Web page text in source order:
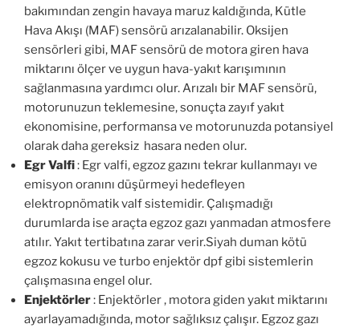
bakımından zengin havaya maruz kaldığında, Kütle
Hava Akışı (MAF) sensörü arızalanabilir. Oksijen
sensörleri gibi, MAF sensörü de motora giren hava
miktarını ölçer ve uygun hava-yakıt karışımının
sağlanmasına yardımcı olur. Arızalı bir MAF sensörü,
motorunuzun teklemesine, sonuçta zayıf yakıt
ekonomisine, performansa ve motorunuzda potansiyel
olarak daha gereksiz hasara neden olur.
Egr Valfi: Egr valfi, egzoz gazını tekrar kullanmayı ve
emisyon oranını düşürmeyi hedefleyen
elektropnömatik valf sistemidir. Çalışmadığı
durumlarda ise araçta egzoz gazı yanmadan atmosfere
atılır. Yakıt tertibatına zarar verir.Siyah duman kötü
egzoz kokusu ve turbo enjektör dpf gibi sistemlerin
çalışmasına engel olur.
Enjektörler: Enjektörler , motora giden yakıt miktarını
ayarlayamadığında, motor sağlıksız çalışır. Egzoz gazı